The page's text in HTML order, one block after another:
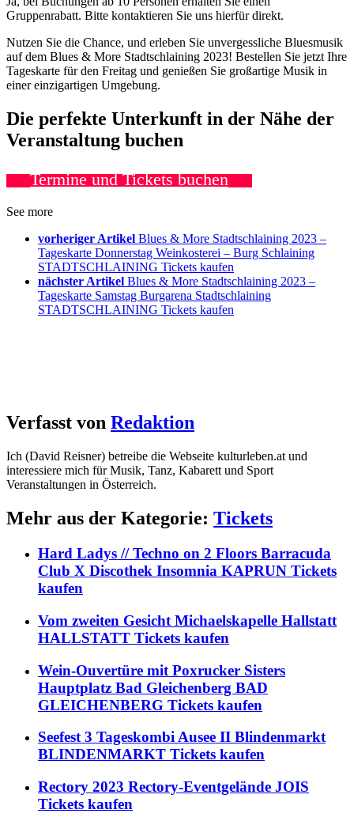
Gruppenrabatt. Bitte kontaktieren Sie uns hierfür direkt.
Nutzen Sie die Chance, und erleben Sie unvergessliche Bluesmusik
auf dem Blues & More Stadtschlaining 2023! Bestellen Sie jetzt Ihre
Tageskarte für den Freitag und genießen Sie großartige Musik in
einer einzigartigen Umgebung.
Die perfekte Unterkunft in der Nähe der
Veranstaltung buchen
Termine und Tickets buchen
See more
vorheriger Artikel Blues & More Stadtschlaining 2023 –
Tageskarte Donnerstag Weinkosterei – Burg Schlaining
STADTSCHLAINING Tickets kaufen
nächster Artikel Blues & More Stadtschlaining 2023 –
Tageskarte Samstag Burgarena Stadtschlaining
STADTSCHLAINING Tickets kaufen
Verfasst von Redaktion
Ich (David Reisner) betreibe die Webseite kulturleben.at und
interessiere mich für Musik, Tanz, Kabarett und Sport
Veranstaltungen in Österreich.
Mehr aus der Kategorie: Tickets
Hard Ladys // Techno on 2 Floors Barracuda
Club X Discothek Insomnia KAPRUN Tickets
kaufen
Vom zweiten Gesicht Michaelskapelle Hallstatt
HALLSTATT Tickets kaufen
Wein-Ouvertüre mit Poxrucker Sisters
Hauptplatz Bad Gleichenberg BAD
GLEICHENBERG Tickets kaufen
Seefest 3 Tageskombi Ausee II Blindenmarkt
BLINDENMARKT Tickets kaufen
Rectory 2023 Rectory-Eventgelände JOIS
Tickets kaufen